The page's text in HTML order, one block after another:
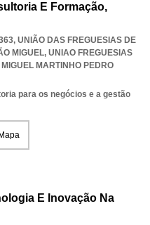
E Formação,
UNIÃO DAS FREGUESIAS DE
MIGUEL, UNIAO FREGUESIAS
MARTINHO PEDRO
para os negócios e a gestão
E Inovação Na